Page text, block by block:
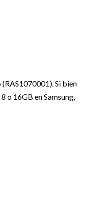
Si bien
16GB en Samsung,